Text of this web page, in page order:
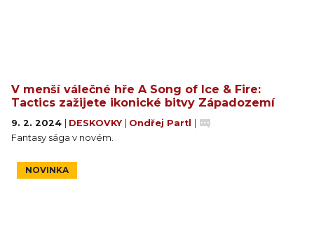
V menší válečné hře A Song of Ice & Fire:
Tactics zažijete ikonické bitvy Západozemí
9. 2. 2024 DESKOVKY Ondřej Partl
Fantasy sága v novém.
NOVINKA